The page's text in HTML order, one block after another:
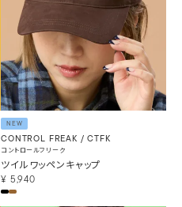
NEW
CONTROL FREAK / CTFK
コントロールフリーク
ツイルワッペンキャップ
¥ 5,940